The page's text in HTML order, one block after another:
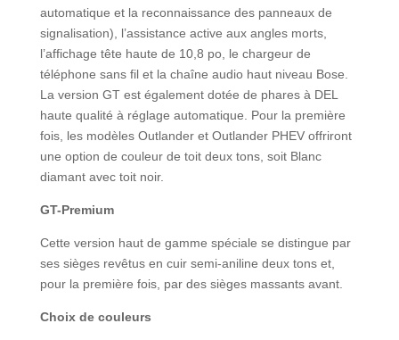
automatique et la reconnaissance des panneaux de
signalisation), l’assistance active aux angles morts,
l’affichage tête haute de 10,8 po, le chargeur de
téléphone sans fil et la chaîne audio haut niveau Bose.
La version GT est également dotée de phares à DEL
haute qualité à réglage automatique. Pour la première
fois, les modèles Outlander et Outlander PHEV offriront
une option de couleur de toit deux tons, soit Blanc
diamant avec toit noir.
GT-Premium
Cette version haut de gamme spéciale se distingue par
ses sièges revêtus en cuir semi-aniline deux tons et,
pour la première fois, par des sièges massants avant.
Choix de couleurs